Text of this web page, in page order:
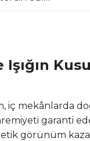
Işığın
iç mekânlarda
garanti
görünüm